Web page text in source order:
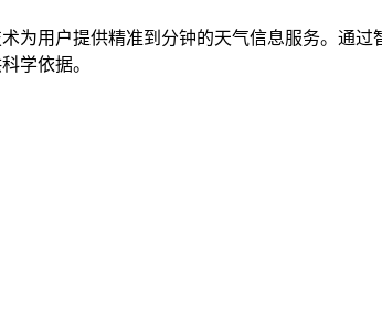
为用户提供精准到分钟的天气信息服务。通
学依据。